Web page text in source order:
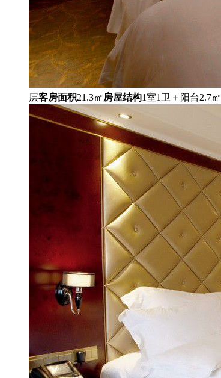
层客房面积21.3㎡ 房屋结构1室1卫＋阳台2.7㎡